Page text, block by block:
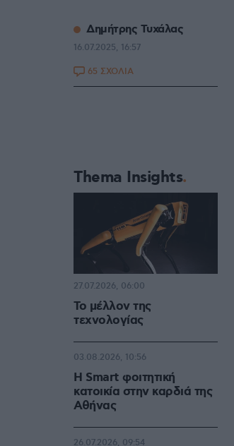
Δημήτρης Τυχάλας
16.07.2025, 16:57
65 ΣΧΟΛΙΑ
Thema Insights
Το μέλλον της
τεχνολογίας
27.07.2026, 06:00
Η Smart φοιτητική
κατοικία στην καρδιά της
Αθήνας
03.08.2026, 10:56
26.07.2026, 09:54